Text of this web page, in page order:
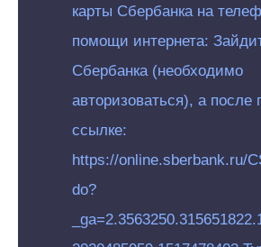
карты Сбербанка на
помощи интернета:
Сбербанка (необходимо
авторизоваться), а после
ссылке:
https://online.sberbank.ru/
do?